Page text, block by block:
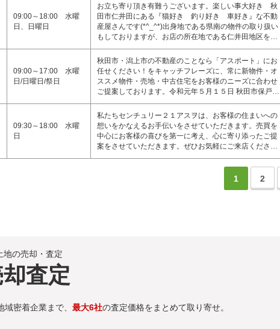
09:00～18:00 水曜
日、日曜日
お立ち寄り頂き有難うございます。楽しい事大好き 秋
田市仁井田にある『猫好き 釣り好き 車好き』な不動
産屋さんです(*^_^*)出身地である県南の物件の取り扱い
もしておりますが、お店の所在地である仁井田地区を…
09:00～17:00 水曜
日/日曜日/祭日
秋田市・潟上市の不動産のことなら「アスポート」にお
任せください！をキャッチフレーズに、常に新物件・オ
ススメ物件・売地・中古住宅をお客様のニーズに合わせ
ご提案しております。令和元年５月１５日 秋田市保戸…
09:30～18:00 水曜
日
私たちセンチュリー２１アスヲは、お客様の住まいへの
想いをかなえるお手伝いをさせていただきます。売買を
中心にお客様の喜びを第一に考え、心に寄り添ったご提
案をさせていただきます。ぜひお気軽にご来店くださ…
1 2
地の売却・査定
査定
密着企業まで、 最大6社の査定価格をまとめて取り寄せ。